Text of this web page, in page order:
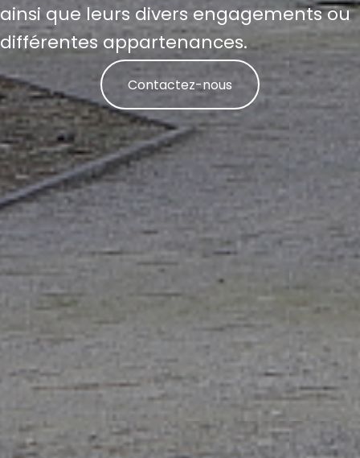
ainsi que leurs divers engagements ou
différentes appartenances.
Contactez-nous